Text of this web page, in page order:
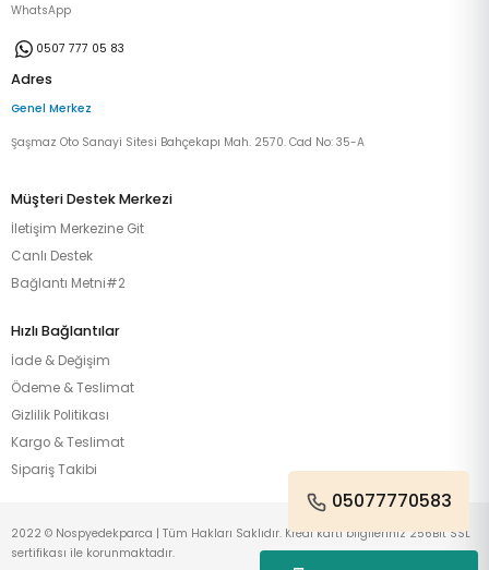
WhatsApp
0507 777 05 83
Adres
Genel Merkez
Şaşmaz Oto Sanayi Sitesi Bahçekapı Mah. 2570. Cad No: 35-A
Müşteri Destek Merkezi
İletişim Merkezine Git
Canlı Destek
Bağlantı Metni#2
Hızlı Bağlantılar
İade & Değişim
Ödeme & Teslimat
Gizlilik Politikası
Kargo & Teslimat
Sipariş Takibi
05077770583
2022 © Nospyedekparca | Tüm Hakları Saklıdır. Kredi kartı bilgileriniz 256Bit SSL
sertifikası ile korunmaktadır.